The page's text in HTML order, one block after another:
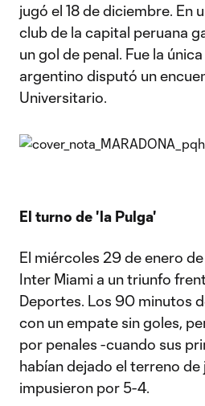
jugó el 18 de diciembre. En
club de la capital peruana
un gol de penal. Fue la
argentino disputó un
Universitario.
El turno de 'la Pulga'
El miércoles 29 de enero
Inter Miami a un triunfo
Deportes. Los 90 minutos
con un empate sin goles,
por penales -cuando sus
habían dejado el terreno de
impusieron por 5-4.